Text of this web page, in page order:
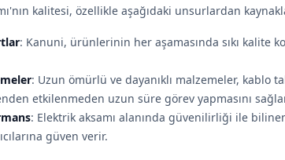
kalitesi, özellikle aşağıdaki unsurlardan
: Kanuni, ürünlerinin her aşamasında sıkı kalite
: Uzun ömürlü ve dayanıklı malzemeler, kablo
etkilenmeden uzun süre görev yapmasını
: Elektrik aksa­mı alanında güvenilirliği ile
güven verir.